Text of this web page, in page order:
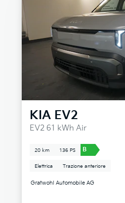
KIA EV2
EV2 61 kWh Air
20 km 136 PS B
Elettrica Trazione anteriore
Gratwohl Automobile AG